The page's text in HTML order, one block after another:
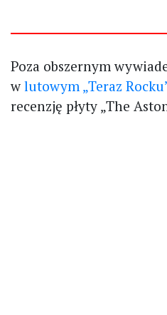
Poza obszernym
w lutowym „Teraz
recenzję płyty „The